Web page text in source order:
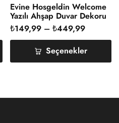
Evine Hosgeldin Welcome
Yazılı Ahşap Duvar Dekoru
₺149,99 – ₺449,99
Seçenekler